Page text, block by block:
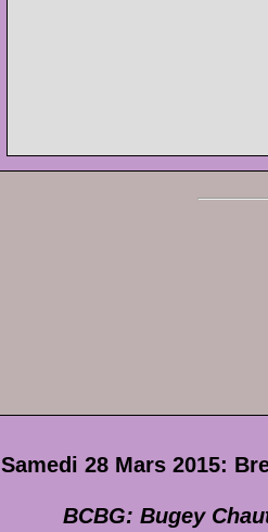
Samedi 28 Mars 2015:
BCBG: Bugey